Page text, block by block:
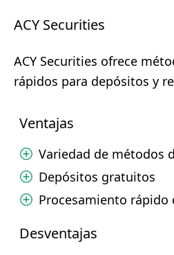
ACY Securities
ACY Securities ofrece
rápidos para depósitos y
Ventajas
Variedad de métodos
Depósitos gratuitos
Procesamiento rápido
Desventajas